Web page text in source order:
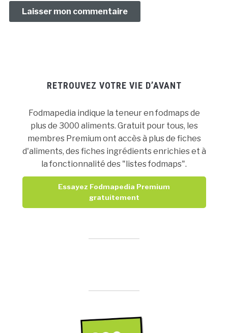
RETROUVEZ VOTRE VIE D’AVANT
Fodmapedia indique la teneur en fodmaps de
plus de 3000 aliments. Gratuit pour tous, les
membres Premium ont accès à plus de fiches
d'aliments, des fiches ingrédients enrichies et à
la fonctionnalité des "listes fodmaps".
Essayez Fodmapedia Premium
gratuitement